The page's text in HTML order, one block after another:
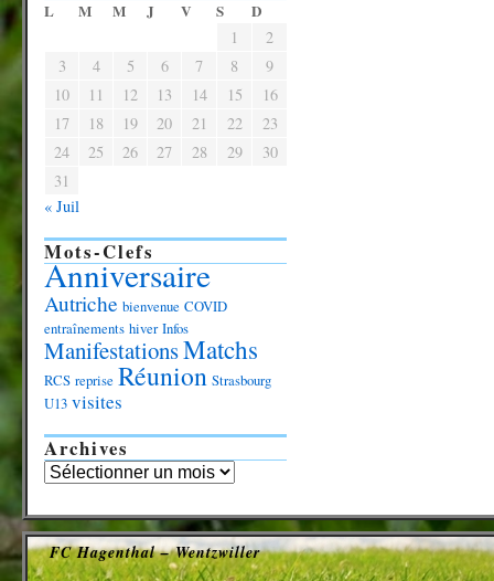
L M M J V S D
1
2
3
4 5 6 7 8
9
10
11 12 13 14 15
16
17
18 19 20 21 22
23
24
25 26 27 28 29
30
31
« Juil
Mots-Clefs
Anniversaire
Autriche bienvenue COVID
entraînements hiver Infos
ManifestationsMatchs
RCS reprise Réunion Strasbourg
U13 visites
Archives
FC Hagenthal – Wentzwiller